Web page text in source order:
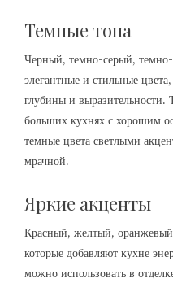
Темные тона
Черный, темно-серый,
элегантные и стильные
глубины и выразительности.
больших кухнях с хорошим
темные цвета светлыми
мрачной.
Яркие акценты
Красный, желтый,
которые добавляют кухне
можно использовать в